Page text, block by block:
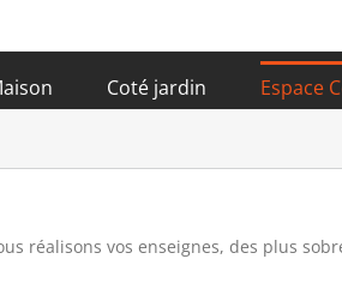
Coté jardin Espace
réalisons vos enseignes, des plus